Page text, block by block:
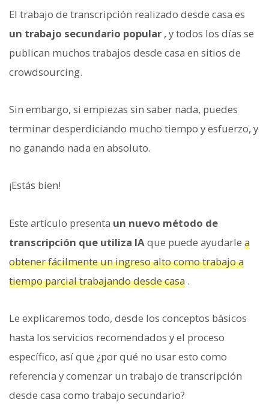
El trabajo de transcripción realizado desde casa es
un trabajo secundario popular , y todos los días se
publican muchos trabajos desde casa en sitios de
crowdsourcing.
Sin embargo, si empiezas sin saber nada, puedes
terminar desperdiciando mucho tiempo y esfuerzo, y
no ganando nada en absoluto.
¡Estás bien!
Este artículo presenta un nuevo método de
transcripción que utiliza IA que puede ayudarle a
obtener fácilmente un ingreso alto como trabajo a
tiempo parcial trabajando desde casa .
Le explicaremos todo, desde los conceptos básicos
hasta los servicios recomendados y el proceso
específico, así que ¿por qué no usar esto como
referencia y comenzar un trabajo de transcripción
desde casa como trabajo secundario?